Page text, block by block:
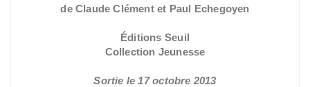
de Claude Clément et Paul Echegoyen
Éditions Seuil
Collection Jeunesse
Sortie le 17 octobre 2013